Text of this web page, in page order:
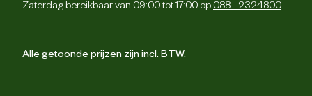
Zaterdag bereikbaar van 09:00 tot 17:00 op 088 - 2324800
Alle getoonde prijzen zijn incl. BTW.